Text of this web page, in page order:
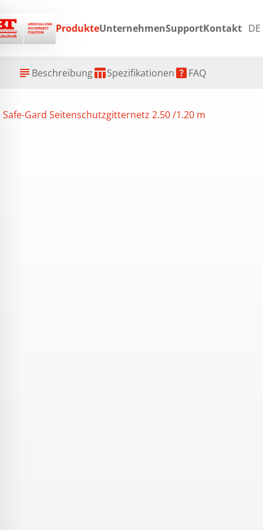
ProdukteUnternehmenSupportKontakt DE
subject Beschreibungtable_chartSpezifikationenhelp_centerFAQ
Safe-Gard Seitenschutzgitternetz 2.50 /1.20 m